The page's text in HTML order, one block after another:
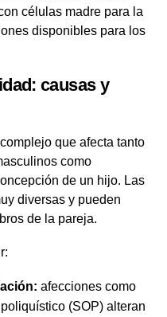
células madre para la
disponibles para los
causas y
que afecta tanto
como
de un hijo. Las
diversas y pueden
de la pareja.
afecciones como
(SOP) alteran